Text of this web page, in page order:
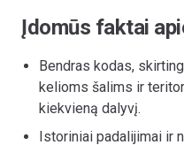
Įdomūs faktai
Bendras kodas,
kelioms šalims ir
kiekvieną dalyvį.
Istoriniai padalijimai ir